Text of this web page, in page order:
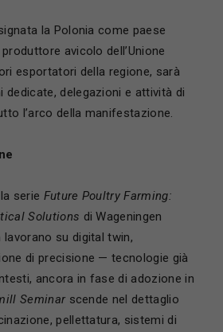
la Polonia come paese
avicolo dell’Unione
esportatori della regione, sarà
dedicate, delegazioni e attività di
l’arco della manifestazione.
serie Future Poultry Farming:
Solutions di Wageningen
lavorano su digital twin,
di precisione — tecnologie già
ancora in fase di adozione in
Seminar scende nel dettaglio
pellettatura, sistemi di